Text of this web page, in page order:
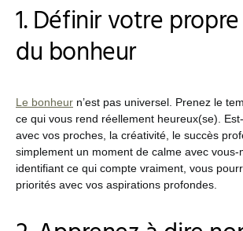
1. Définir votre
du bonheur
Le bonheur n’est pas universel. Prenez le
ce qui vous rend réellement heureux(se).
avec vos proches, la créativité, le succès
simplement un moment de calme avec vous-
identifiant ce qui compte vraiment, vous
priorités avec vos aspirations profondes.